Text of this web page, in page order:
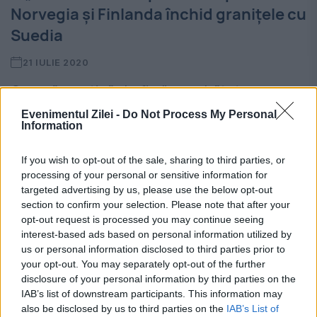
Evenimentul Zilei - Do Not Process My Personal
Information
If you wish to opt-out of the sale, sharing to third parties, or
processing of your personal or sensitive information for
targeted advertising by us, please use the below opt-out
section to confirm your selection. Please note that after your
opt-out request is processed you may continue seeing
interest-based ads based on personal information utilized by
us or personal information disclosed to third parties prior to
your opt-out. You may separately opt-out of the further
disclosure of your personal information by third parties on the
IAB’s list of downstream participants. This information may
also be disclosed by us to third parties on the IAB’s List of
Norvegia și Finlanda închid granițele cu
Suedia
21 IULIE 2020
O nouă „cortină de fier” s-a abătut asupra
Europei, numai că de această dată nu este
Szczecin la Trieste”, cum a...